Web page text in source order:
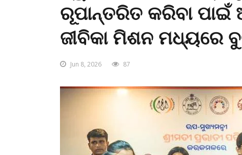
ରୂପାନ୍ତରିତ କରିବା
ଜୀବିକା ମିଶନ ମଧ୍ୟରେ
Jun 8, 2026 87